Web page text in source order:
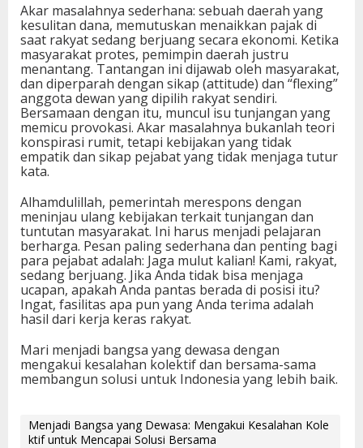
Akar masalahnya sederhana: sebuah daerah yang
kesulitan dana, memutuskan menaikkan pajak di
saat rakyat sedang berjuang secara ekonomi. Ketika
masyarakat protes, pemimpin daerah justru
menantang. Tantangan ini dijawab oleh masyarakat,
dan diperparah dengan sikap (attitude) dan “flexing”
anggota dewan yang dipilih rakyat sendiri.
Bersamaan dengan itu, muncul isu tunjangan yang
memicu provokasi. Akar masalahnya bukanlah teori
konspirasi rumit, tetapi kebijakan yang tidak
empatik dan sikap pejabat yang tidak menjaga tutur
kata.
Alhamdulillah, pemerintah merespons dengan
meninjau ulang kebijakan terkait tunjangan dan
tuntutan masyarakat. Ini harus menjadi pelajaran
berharga. Pesan paling sederhana dan penting bagi
para pejabat adalah: Jaga mulut kalian! Kami, rakyat,
sedang berjuang. Jika Anda tidak bisa menjaga
ucapan, apakah Anda pantas berada di posisi itu?
Ingat, fasilitas apa pun yang Anda terima adalah
hasil dari kerja keras rakyat.
Mari menjadi bangsa yang dewasa dengan
mengakui kesalahan kolektif dan bersama-sama
membangun solusi untuk Indonesia yang lebih baik.
Menjadi Bangsa yang Dewasa: Mengakui Kesalahan Kole
ktif untuk Mencapai Solusi Bersama